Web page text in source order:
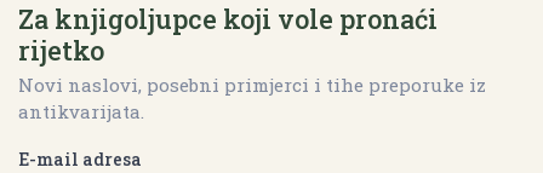
Za knjigoljupce koji vole pronaći
rijetko
Novi naslovi, posebni primjerci i tihe preporuke iz
antikvarijata.
E-mail adresa